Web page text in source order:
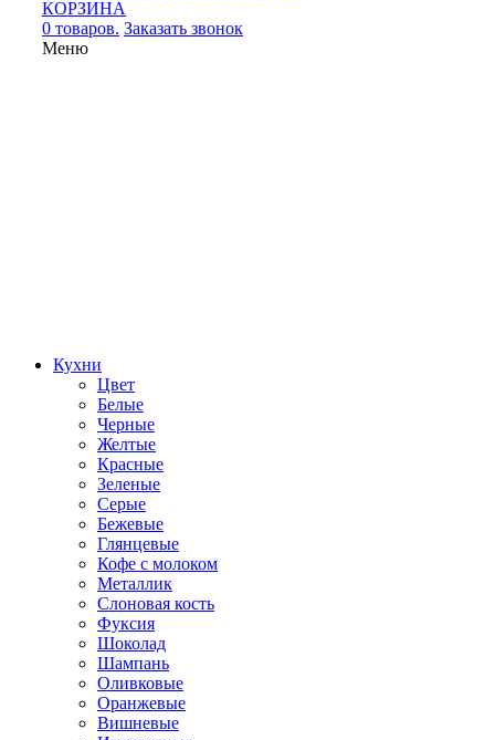
КОРЗИНА
0 товаров. Заказать звонок
Меню
Кухни
Цвет
Белые
Черные
Желтые
Красные
Зеленые
Серые
Бежевые
Глянцевые
Кофе с молоком
Металлик
Слоновая кость
Фуксия
Шоколад
Шампань
Оливковые
Оранжевые
Вишневые